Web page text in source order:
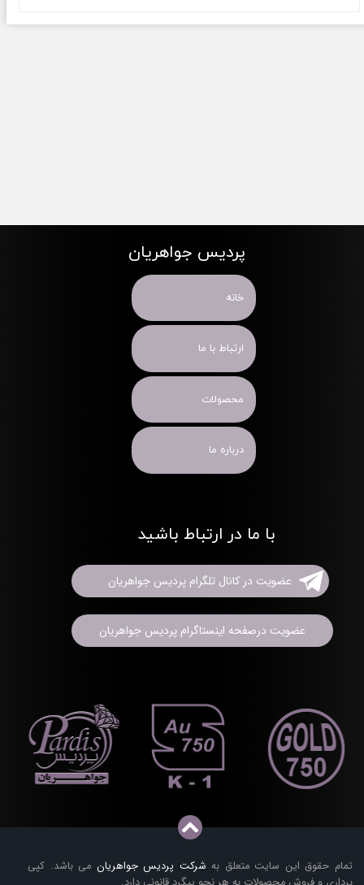
تمام حقوق این سایت متعلق به شرکت پردیس جواهریان می باشد. کپی
پردیس جواهریان
خانه
ارتباط با ما
محصولات
درباره ما
با ما در ارتباط باشید
عضویت در کانال تلگرام پردیس جواهریان
عضویت درصفحه اینستاگرام پردیس جواهریان